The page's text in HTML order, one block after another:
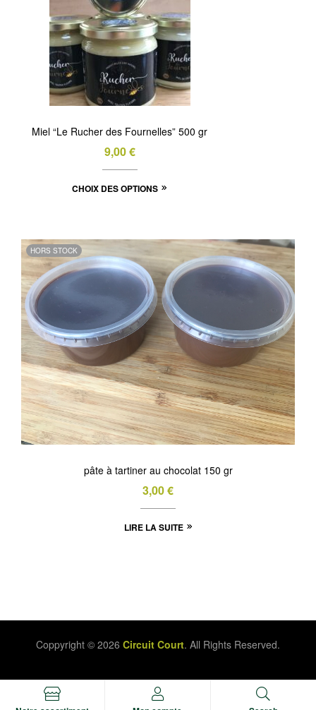
Miel “Le Rucher des Fournelles” 500 gr
9,00€
CHOIX DES OPTIONS
plusieurs
variations.
Les
options
peuvent
être
choisies
sur
la
page
du
produit
HORS STOCK
pâte à tartiner au chocolat 150 gr
3,00€
LIRE LA SUITE
Coppyright © 2026 Circuit Court. All Rights Reserved.